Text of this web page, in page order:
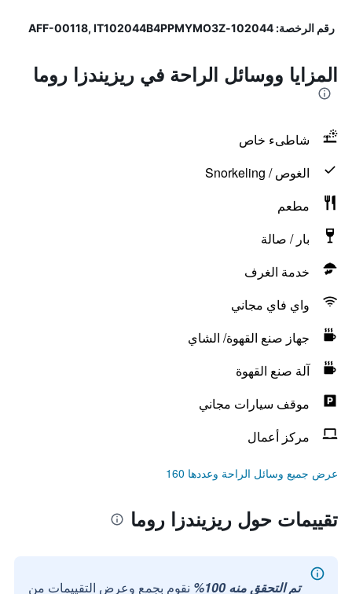
رقم الرخصة: 102044-AFF-00118, IT102044B4PPMYMO3Z
المزايا ووسائل الراحة في ريزيندزا روما
شاطىء خاص
الغوص / Snorkeling
مطعم
بار / صالة
خدمة الغرف
واي فاي مجاني
جهاز صنع القهوة/ الشاي
آلة صنع القهوة
موقف سيارات مجاني
مركز أعمال
عرض جميع وسائل الراحة وعددها 160
تقييمات حول ريزيندزا روما
تم التحقق منه 100% نقوم بجمع وعرض التقييمات من